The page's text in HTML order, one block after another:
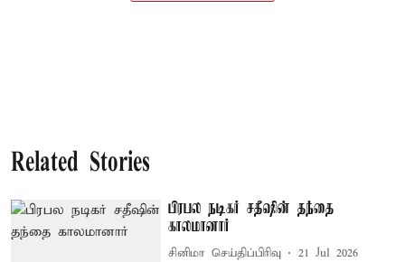
Related Stories
பிரபல நடிகர் சதீஷின் தந்தை
காலமானார்
சினிமா செய்திப்பிரிவு 21 Jul 2026